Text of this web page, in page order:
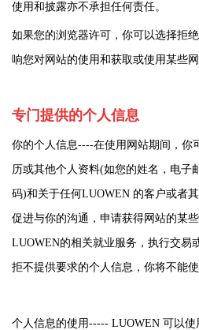
使用和披露亦不承担任何责任。
如果您的浏览器许可，你可以选择拒绝
响您对网站的使用和获取或使用某些网
专门提供的个人信息
你的个人信息----在使用网站期间，你
历或其他个人资料(如您的姓名，电子
码)和关于任何LUOWEN 的客户或者
促进与你的沟通，申请获得网站的某
LUOWEN的相关就业服务，执行交易
拒不提供要求的个人信息，你将不能使
个人信息的使用----- LUOWEN 可以使